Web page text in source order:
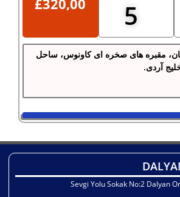
5
£320,00
مقبره های صخره ای کاونوس، ساحل
آردی.
Sevgi Yolu Sokak No:2 Dalyan